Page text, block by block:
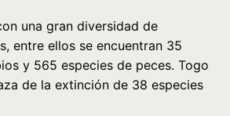
una gran diversidad de
entre ellos se encuentran 35
y 565 especies de peces. Togo
de la extinción de 38 especies